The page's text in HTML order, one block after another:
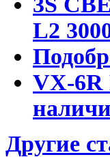
L2
VX-
Другие